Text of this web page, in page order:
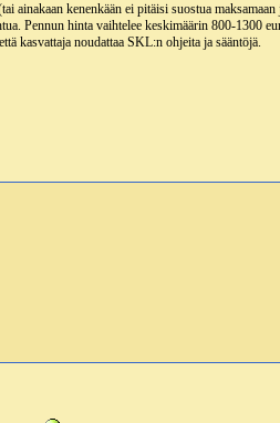
kenenkään ei pitäisi suostua
Pennun hinta vaihtelee keskimäärin 800-1300
kasvattaja noudattaa SKL:n ohjeita ja sääntöjä.